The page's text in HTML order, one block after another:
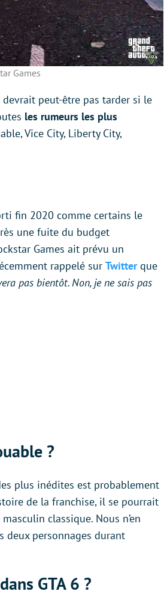
Games
peut-être pas tarder si le
les rumeurs les plus
Vice City, Liberty City,
fin 2020 comme certains le
une fuite du budget
Games ait prévu un
rappelé sur Twitterque
pas bientôt. Non, je ne sais pas
?
plus inédites est probablement
de la franchise, il se pourrait
classique. Nous n’en
deux personnages durant
GTA 6 ?